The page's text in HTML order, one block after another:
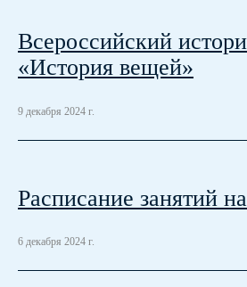
Всероссийский
«История вещей»
9 декабря 2024 г.
Расписание занятий
6 декабря 2024 г.